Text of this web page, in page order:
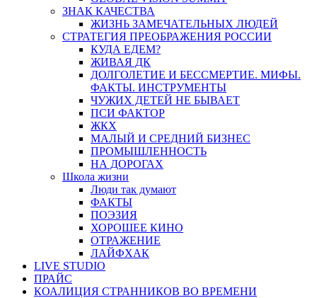
ЗНАК КАЧЕСТВА
ЖИЗНЬ ЗАМЕЧАТЕЛЬНЫХ ЛЮДЕЙ
СТРАТЕГИЯ ПРЕОБРАЖЕНИЯ РОССИИ
КУДА ЕДЕМ?
ЖИВАЯ ДК
ДОЛГОЛЕТИЕ И БЕССМЕРТИЕ. МИФЫ.
ФАКТЫ. ИНСТРУМЕНТЫ
ЧУЖИХ ДЕТЕЙ НЕ БЫВАЕТ
ПСИ ФАКТОР
ЖКХ
МАЛЫЙ И СРЕДНИЙ БИЗНЕС
ПРОМЫШЛЕННОСТЬ
НА ДОРОГАХ
Школа жизни
Люди так думают
ФАКТЫ
ПОЭЗИЯ
ХОРОШЕЕ КИНО
ОТРАЖЕНИЕ
ЛАЙФХАК
LIVE STUDIO
ПРАЙС
КОАЛИЦИЯ СТРАННИКОВ ВО ВРЕМЕНИ